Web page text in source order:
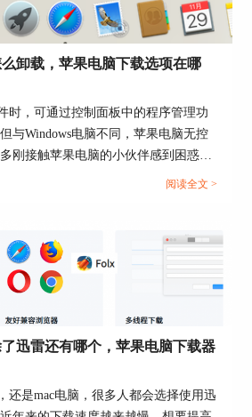
、Linux、Windows系统使
强的一款bt下载工具，其界面简
注于下载任务的查看与管理，其
的优点是简单轻巧，
户使用。
卸载，苹果电脑下载选项在哪
时，可通过控制面板中的程序管理功
与Windows电脑不同，苹果电脑无控
刚接触苹果电脑的小伙伴感到困惑，
载软件呢？本文会以下载器的卸载为
阅读全文 >
迅雷还有哪个，苹果电脑下载器
还是mac电脑，很多人都会选择使用迅